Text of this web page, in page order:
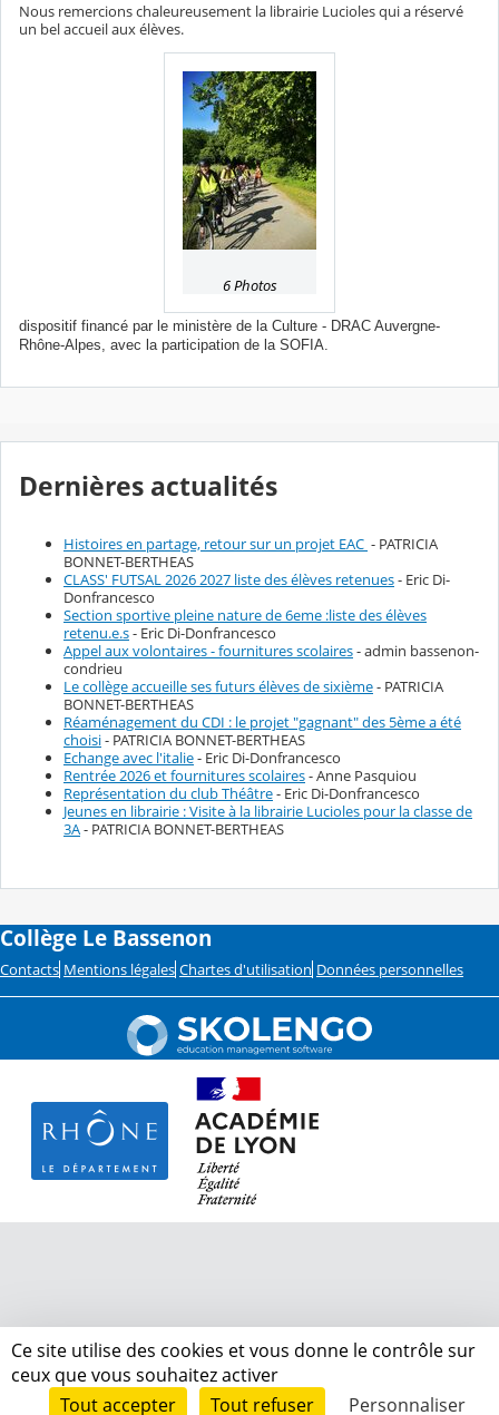
Nous remercions chaleureusement la librairie Lucioles qui a réservé
un bel accueil aux élèves.
6 Photos
dispositif financé par le ministère de la Culture - DRAC Auvergne-
Rhône-Alpes, avec la participation de la SOFIA.
Dernières actualités
Histoires en partage, retour sur un projet EAC - PATRICIA
BONNET-BERTHEAS
CLASS' FUTSAL 2026 2027 liste des élèves retenues- Eric Di-
Donfrancesco
Section sportive pleine nature de 6eme :liste des élèves
retenu.e.s- Eric Di-Donfrancesco
Appel aux volontaires - fournitures scolaires- admin bassenon-
condrieu
Le collège accueille ses futurs élèves de sixième- PATRICIA
BONNET-BERTHEAS
Réaménagement du CDI : le projet "gagnant" des 5ème a été
choisi- PATRICIA BONNET-BERTHEAS
Echange avec l'italie- Eric Di-Donfrancesco
Rentrée 2026 et fournitures scolaires- Anne Pasquiou
Représentation du club Théâtre- Eric Di-Donfrancesco
Jeunes en librairie : Visite à la librairie Lucioles pour la classe de
3A- PATRICIA BONNET-BERTHEAS
Collège Le Bassenon
Contacts Mentions légales Chartes d'utilisation Données personnelles
Ce site utilise des cookies et vous donne le contrôle sur
ceux que vous souhaitez activer
Tout accepter
Tout refuser Personnaliser